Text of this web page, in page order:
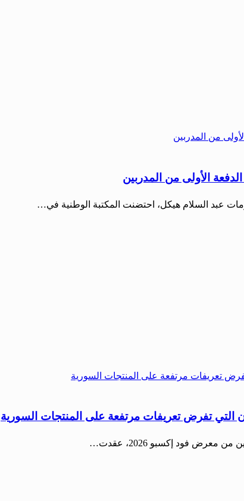
الأولى من المدربين
عبد السلام هيكل، احتضنت المكتبة الوطنية في…
التي تفرض تعريفات مرتفعة على المنتجات السورية
فود إكسبو 2026، عقدت…